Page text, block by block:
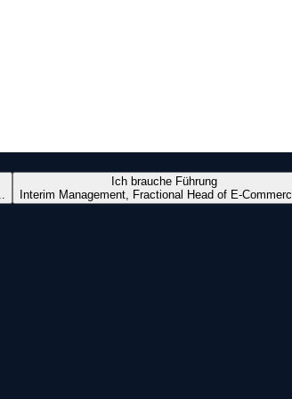
Ich brauche Führung
Interim Management, Fractional Head of E-